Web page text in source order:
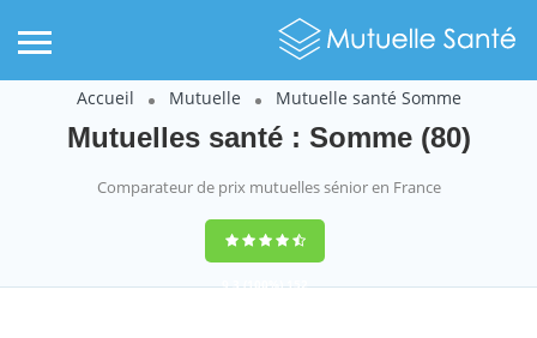
Accueil Mutuelle Mutuelle santé Somme
Mutuelles santé : Somme (80)
Comparateur de prix mutuelles sénior en France
9,3(100%)152